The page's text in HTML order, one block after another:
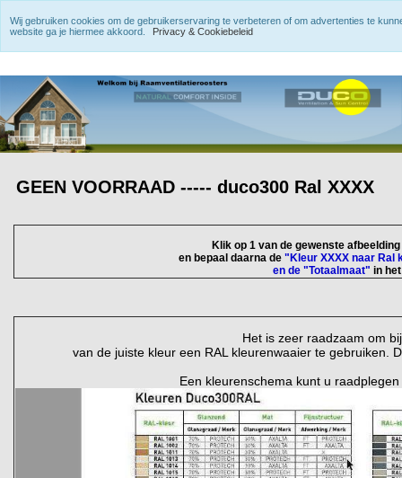
GEEN VOORRAAD ----- duco300 Ral XXXX
Klik op 1 van de gewenste
en bepaal daarna de "Kleur XXXX naar Ral
en de "Totaalmaat" in
Het is zeer raadzaam om
van de juiste kleur een RAL kleurenwaaier te gebruiken.
Een kleurenschema kunt u
Wij gebruiken cookies om de gebruikerservaring te verbeteren of om advertenties te
website ga je hiermee akkoord.
Privacy & Cookiebeleid